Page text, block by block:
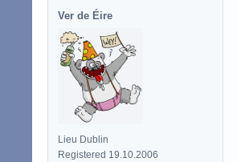
Ver de Éire
Lieu Dublin
Registered 19.10.2006